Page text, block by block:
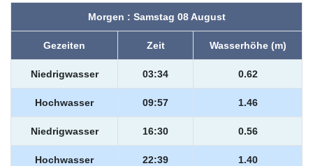
Morgen : Samstag 08 August
Gezeiten Zeit Wasserhöhe (m)
Niedrigwasser 03:34 0.62
Hochwasser 09:57 1.46
Niedrigwasser 16:30 0.56
Hochwasser 22:39 1.40